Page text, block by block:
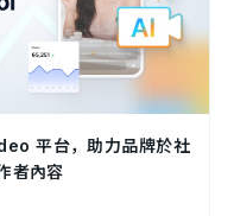
平台，助力品牌於社
者內容